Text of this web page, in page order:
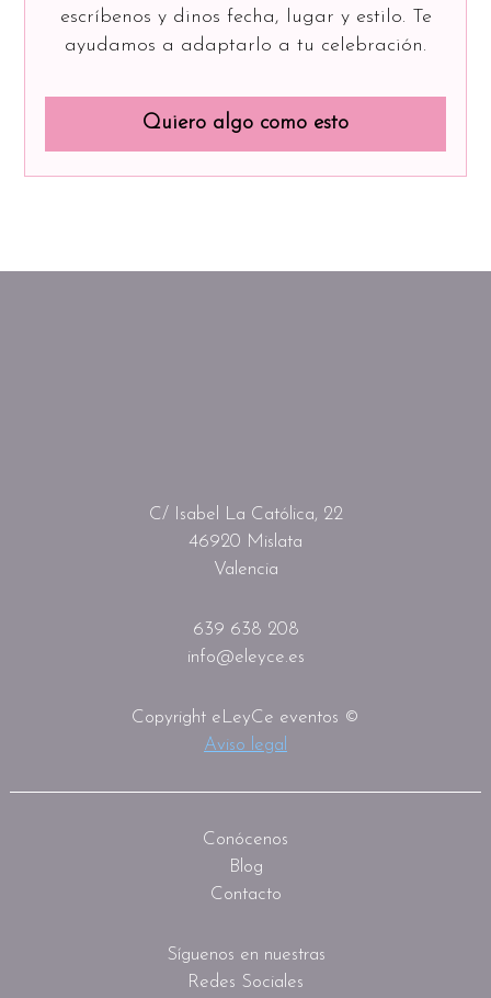
escríbenos y dinos fecha, lugar y estilo. Te
ayudamos a adaptarlo a tu celebración.
Quiero algo como esto
C/ Isabel La Católica, 22
46920 Mislata
Valencia
639 638 208
info@eleyce.es
Copyright eLeyCe eventos ©
Aviso legal
Conócenos
Blog
Contacto
Síguenos en nuestras
Redes Sociales